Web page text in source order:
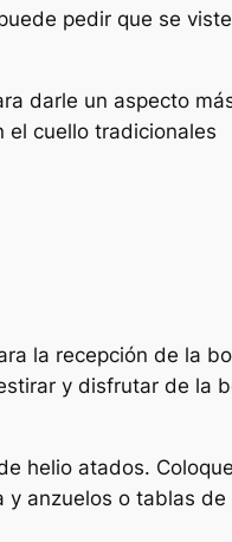
pedir que se
darle un aspecto
el cuello tradicionales
la recepción de la
y disfrutar de la
helio atados.
y anzuelos o tablas